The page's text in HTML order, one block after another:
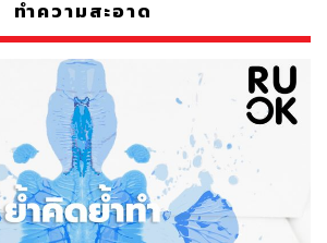
ทำความสะอาด